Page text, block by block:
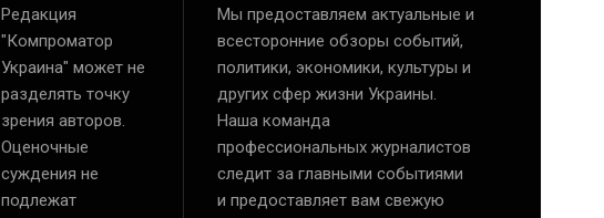
Редакция
"Компроматор
Украина" может не
разделять точку
зрения авторов.
Оценочные
суждения не
подлежат
Мы предоставляем актуальные и
всесторонние обзоры событий,
политики, экономики, культуры и
других сфер жизни Украины.
Наша команда
профессиональных журналистов
следит за главными событиями
и предоставляет вам свежую